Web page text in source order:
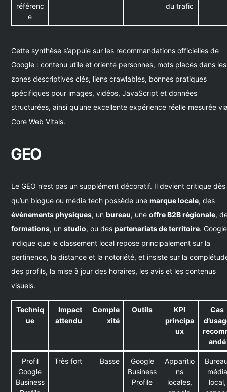
référenc
e
du trafic
Cette synthèse s’appuie sur les recommandations officielles de
Google : contenu utile et orienté personnes, mots placés dans les
zones descriptives clés, liens crawlables, bonnes pratiques
spécifiques pour images, vidéos, JavaScript et données
structurées, ainsi qu’une excellente expérience réelle mesurée
Core Web Vitals.
GEO
Le GEO n’est pas un supplément décoratif. Il devient critique dès
qu’un blogue ou média tech possède unemarque locale, des
événements physiques, unbureau, uneoffre B2B régionale,
formations, unstudio, ou despartenariats de territoire. Google
indique que le classement local repose principalement sur la
pertinence, la distance et la notoriété, et insiste sur la
des profils, la mise à jour des horaires, les avis et les contenus
visuels.
Techniq
ue
Impact
attendu
Comple
xité
Outils
KPI
principa
ux
Cas
andé
Profil
Google
Business
Très fort Basse
Google
Business
Profile
Apparitio
ns
locales,
média
local,